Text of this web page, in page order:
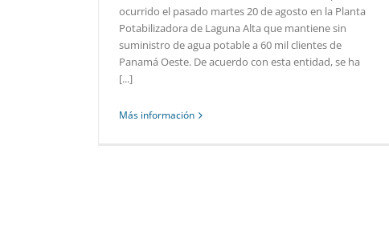
ocurrido el pasado martes 20 de agosto en la Planta
Potabilizadora de Laguna Alta que mantiene sin
suministro de agua potable a 60 mil clientes de
Panamá Oeste. De acuerdo con esta entidad, se ha
[...]
Más información